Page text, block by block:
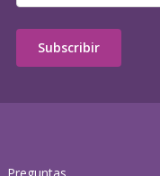
Subscribir